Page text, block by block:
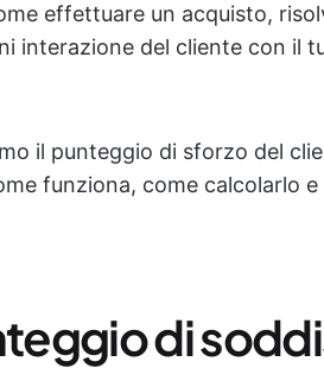
effettuare un acquisto,
interazione del cliente con il
il punteggio di sforzo del
funziona, come calcolarlo
di